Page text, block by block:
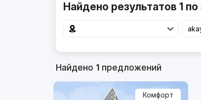
Найдено результатов 1
Найдено 1предложений
Комфорт